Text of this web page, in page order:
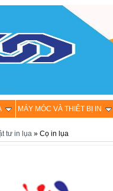
MÁY MÓC VÀ THIÊT BỊ IN
tư in lụa » Cọ in lụa